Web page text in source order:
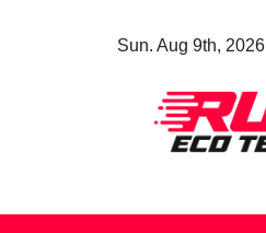
Sun. Aug 9th, 2026